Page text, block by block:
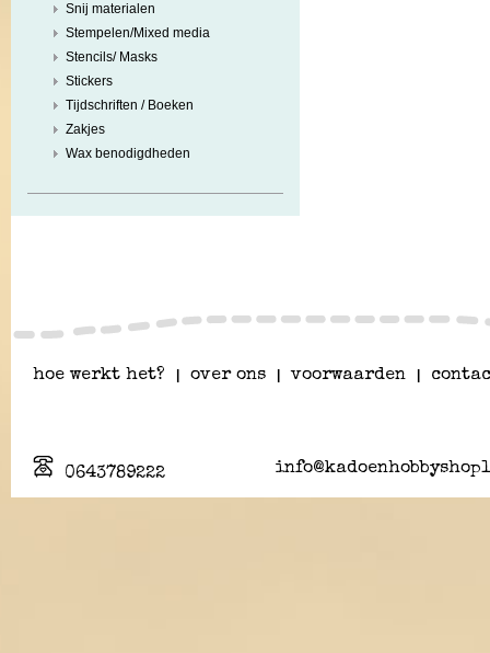
Snij materialen
Stempelen/Mixed media
Stencils/ Masks
Stickers
Tijdschriften / Boeken
Zakjes
Wax benodigdheden
hoe werkt het? over ons voorwaarden
0643789222